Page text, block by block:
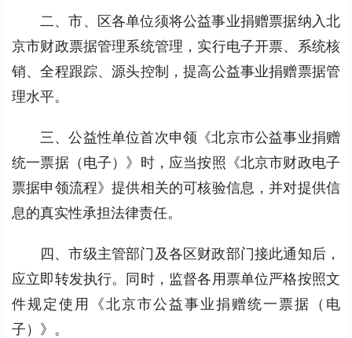
二、市、区各单位须将公益事业捐赠票据纳入北
京市财政票据管理系统管理，实行电子开票、系统核
销、全程跟踪、源头控制，提高公益事业捐赠票据管
理水平。
三、公益性单位首次申领《北京市公益事业捐赠
统一票据（电子）》时，应当按照《北京市财政电子
票据申领流程》提供相关的可核验信息，并对提供信
息的真实性承担法律责任。
四、市级主管部门及各区财政部门接此通知后，
应立即转发执行。同时，监督各用票单位严格按照文
件规定使用《北京市公益事业捐赠统一票据（电
子）》。